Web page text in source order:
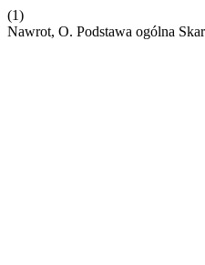
(1)
Nawrot, O. Podstawa ogólna